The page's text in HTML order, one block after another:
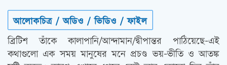
আলোকচিত্র / অডিও / ভিডিও / ফাইল
ব্রিটিশ তাঁকে কালাপানি/আন্দামান/দ্বীপান্তর পাঠিয়েছে-এই
কথাগুলো এক সময় মানুষের মনে প্রচণ্ড ভয়-ভীতি ও আতঙ্ক